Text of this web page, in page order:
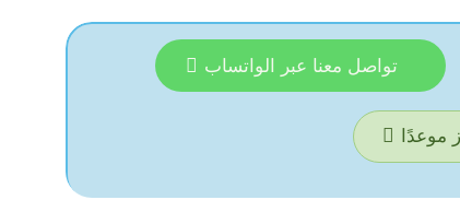
تواصل معنا عبر الواتساب
موعدًا